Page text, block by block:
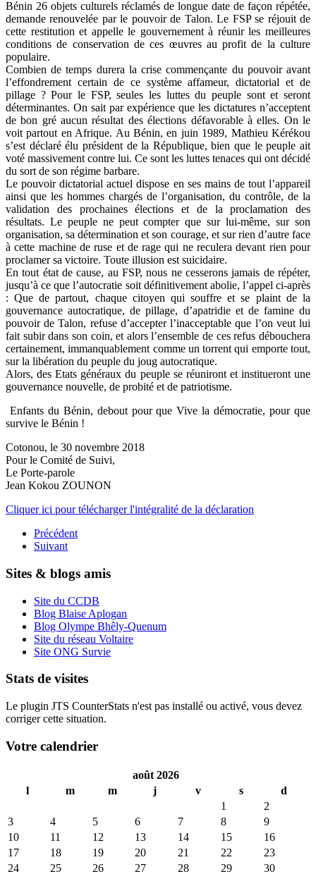
Bénin 26 objets culturels réclamés de longue date de façon répétée,
demande renouvelée par le pouvoir de Talon. Le FSP se réjouit de
cette restitution et appelle le gouvernement à réunir les meilleures
conditions de conservation de ces œuvres au profit de la culture
populaire.
Combien de temps durera la crise commençante du pouvoir avant
l’effondrement certain de ce système affameur, dictatorial et de
pillage ? Pour le FSP, seules les luttes du peuple sont et seront
déterminantes. On sait par expérience que les dictatures n’acceptent
de bon gré aucun résultat des élections défavorable à elles. On le
voit partout en Afrique. Au Bénin, en juin 1989, Mathieu Kérékou
s’est déclaré élu président de la République, bien que le peuple ait
voté massivement contre lui. Ce sont les luttes tenaces qui ont décidé
du sort de son régime barbare.
Le pouvoir dictatorial actuel dispose en ses mains de tout l’appareil
ainsi que les hommes chargés de l’organisation, du contrôle, de la
validation des prochaines élections et de la proclamation des
résultats. Le peuple ne peut compter que sur lui-même, sur son
organisation, sa détermination et son courage, et sur rien d’autre face
à cette machine de ruse et de rage qui ne reculera devant rien pour
proclamer sa victoire. Toute illusion est suicidaire.
En tout état de cause, au FSP, nous ne cesserons jamais de répéter,
jusqu’à ce que l’autocratie soit définitivement abolie, l’appel ci-après
: Que de partout, chaque citoyen qui souffre et se plaint de la
gouvernance autocratique, de pillage, d’apatridie et de famine du
pouvoir de Talon, refuse d’accepter l’inacceptable que l’on veut lui
fait subir dans son coin, et alors l’ensemble de ces refus débouchera
certainement, immanquablement comme un torrent qui emporte tout,
sur la libération du peuple du joug autocratique.
Alors, des Etats généraux du peuple se réuniront et institueront une
gouvernance nouvelle, de probité et de patriotisme.
Enfants du Bénin, debout pour que Vive la démocratie, pour que
survive le Bénin !
Cotonou, le 30 novembre 2018
Pour le Comité de Suivi,
Le Porte-parole
Jean Kokou ZOUNON
Cliquer ici pour télécharger l'intégralité de la déclaration
Précédent
Suivant
Sites & blogs amis
Site du CCDB
Blog Blaise Aplogan
Blog Olympe Bhêly-Quenum
Site du réseau Voltaire
Site ONG Survie
Stats de visites
Le plugin JTS CounterStats n'est pas installé ou activé, vous devez
corriger cette situation.
Votre calendrier
août 2026
l
m m j v s
d
1
2
3
4 5 6 7 8
9
10
11 12 13 14 15
16
17
18 19 20 21 22
23
24
25 26 27 28 29 30